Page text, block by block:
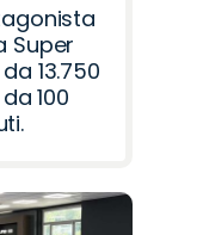
Super
13.750
100